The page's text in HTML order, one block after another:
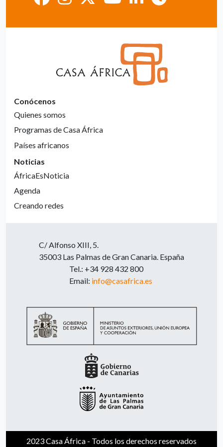
Conócenos
Quienes somos
Programas de Casa África
Países africanos
Noticias
ÁfricaEsNoticia
Agenda
Creando redes
C/ Alfonso XIII, 5.
35003 Las Palmas de Gran Canaria. España
Tel.: +34 928 432 800
Email: info@casafrica.es
2023 Casa África - Todos los derechos reservados